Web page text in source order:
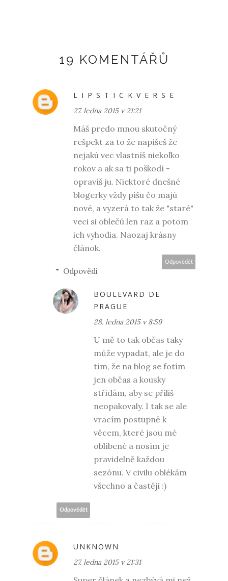
19 KOMENTÁŘŮ
L I P S T I C K V E R S E
27. ledna 2015 v 21:21
Máš predo mnou skutočný
rešpekt za to že napíšeš že
nejakú vec vlastníš niekoľko
rokov a ak sa ti poškodí -
opravíš ju. Niektoré dnešné
blogerky vždy píšu čo majú
nové, a vyzerá to tak že "staré"
veci si oblečú len raz a potom
ich vyhodia. Naozaj krásny
článok.
Odpovědět
Odpovědi
BOULEVARD DE
PRAGUE
28. ledna 2015 v 8:59
U mě to tak občas taky
může vypadat, ale je do
tím, že na blog se fotím
jen občas a kousky
střídám, aby se příliš
neopakovaly. I tak se ale
vracím postupně k
věcem, které jsou mé
oblíbené a nosím je
pravidelně každou
sezónu. V civilu oblékám
všechno a častěji :)
Odpovědět
UNKNOWN
27. ledna 2015 v 21:31